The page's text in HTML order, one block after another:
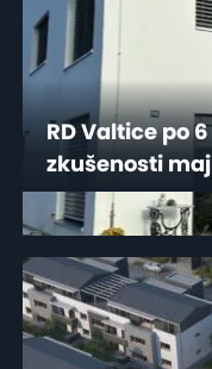
RD Valtice po
zkušenosti